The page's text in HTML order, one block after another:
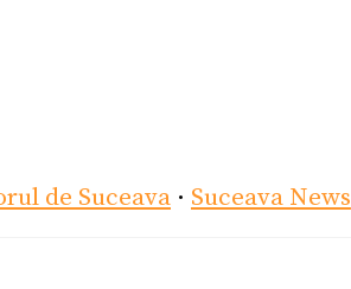
de Suceava · Suceava News